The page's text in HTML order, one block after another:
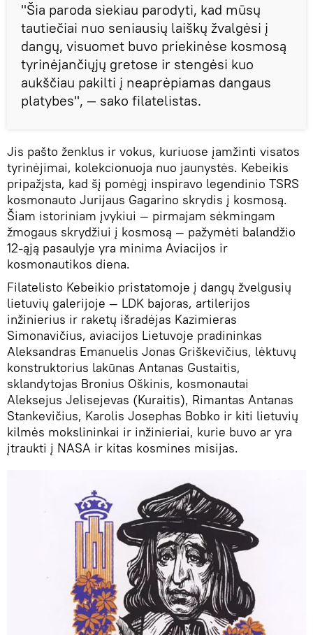
"Šia paroda siekiau parodyti, kad mūsų
tautiečiai nuo seniausių laiškų žvalgėsi į
dangų, visuomet buvo priekinėse kosmosą
tyrinėjančiųjų gretose ir stengėsi kuo
aukščiau pakilti į neaprėpiamas dangaus
platybes", — sako filatelistas.
Jis pašto ženklus ir vokus, kuriuose įamžinti visatos
tyrinėjimai, kolekcionuoja nuo jaunystės. Kebeikis
pripažįsta, kad šį pomėgį inspiravo legendinio TSRS
kosmonauto Jurijaus Gagarino skrydis į kosmosą.
Šiam istoriniam įvykiui — pirmajam sėkmingam
žmogaus skrydžiui į kosmosą — pažymėti balandžio
12-ąją pasaulyje yra minima Aviacijos ir
kosmonautikos diena.
Filatelisto Kebeikio pristatomoje į dangų žvelgusių
lietuvių galerijoje — LDK bajoras, artilerijos
inžinierius ir raketų išradėjas Kazimieras
Simonavičius, aviacijos Lietuvoje pradininkas
Aleksandras Emanuelis Jonas Griškevičius, lėktuvų
konstruktorius lakūnas Antanas Gustaitis,
sklandytojas Bronius Oškinis, kosmonautai
Aleksejus Jelisejevas (Kuraitis), Rimantas Antanas
Stankevičius, Karolis Josephas Bobko ir kiti lietuvių
kilmės mokslininkai ir inžinieriai, kurie buvo ar yra
įtraukti į NASA ir kitas kosmines misijas.